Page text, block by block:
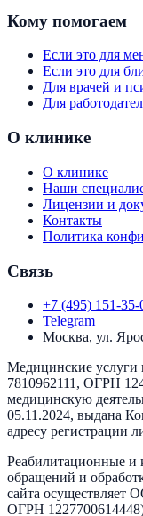
Кому помогаем
Если это для
Если это для
Для врачей и
Для
О клинике
О клинике
Наши
Лицензии и
Контакты
Политика
Связь
+7 (495) 151-35-
Telegram
Москва, ул.
Медицинские услуги
7810962111 , ОГРН
медицинскую
05.11.2024, выдана
адресу регистрации
Реабилитационные и
обращений и
сайта осуществляет
ОГРН 1227700614448